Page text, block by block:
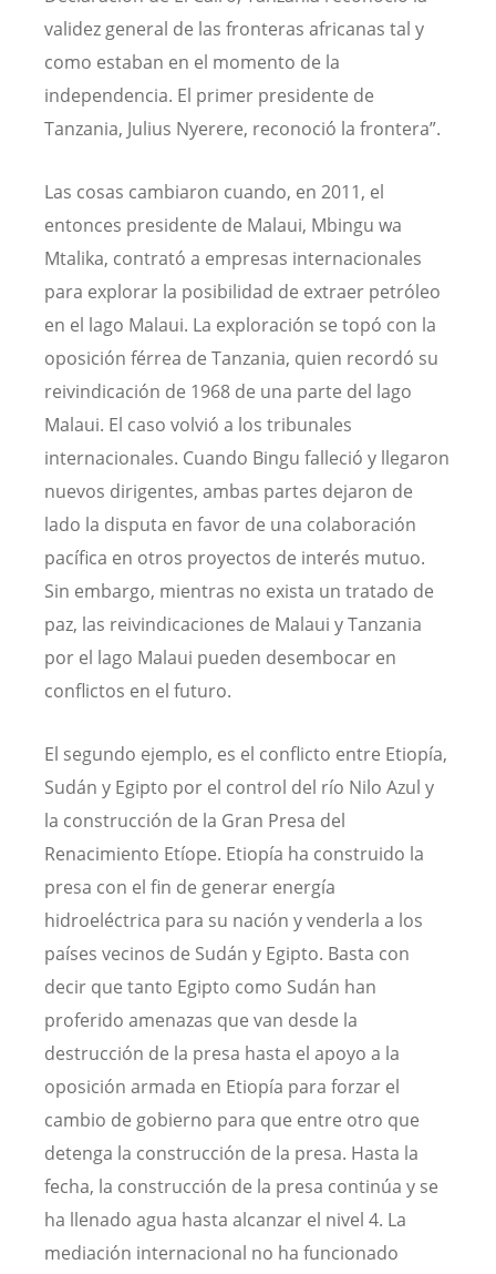
validez general de las fronteras africanas tal y
como estaban en el momento de la
independencia. El primer presidente de
Tanzania, Julius Nyerere, reconoció la frontera”.
Las cosas cambiaron cuando, en 2011, el
entonces presidente de Malaui, Mbingu wa
Mtalika, contrató a empresas internacionales
para explorar la posibilidad de extraer petróleo
en el lago Malaui. La exploración se topó con la
oposición férrea de Tanzania, quien recordó su
reivindicación de 1968 de una parte del lago
Malaui. El caso volvió a los tribunales
internacionales. Cuando Bingu falleció y llegaron
nuevos dirigentes, ambas partes dejaron de
lado la disputa en favor de una colaboración
pacífica en otros proyectos de interés mutuo.
Sin embargo, mientras no exista un tratado de
paz, las reivindicaciones de Malaui y Tanzania
por el lago Malaui pueden desembocar en
conflictos en el futuro.
El segundo ejemplo, es el conflicto entre Etiopía,
Sudán y Egipto por el control del río Nilo Azul y
la construcción de la Gran Presa del
Renacimiento Etíope. Etiopía ha construido la
presa con el fin de generar energía
hidroeléctrica para su nación y venderla a los
países vecinos de Sudán y Egipto. Basta con
decir que tanto Egipto como Sudán han
proferido amenazas que van desde la
destrucción de la presa hasta el apoyo a la
oposición armada en Etiopía para forzar el
cambio de gobierno para que entre otro que
detenga la construcción de la presa. Hasta la
fecha, la construcción de la presa continúa y se
ha llenado agua hasta alcanzar el nivel 4. La
mediación internacional no ha funcionado